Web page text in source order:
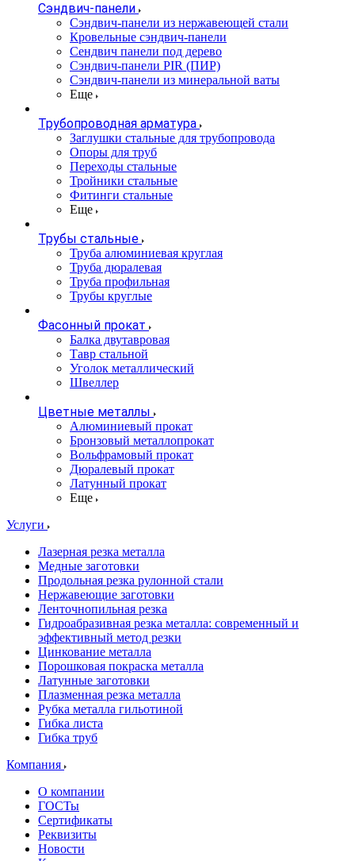
Сэндвич-панели
Cэндвич-панели из нержавеющей стали
Кровельные сэндвич-панели
Сендвич панели под дерево
Сэндвич-панели PIR (ПИР)
Сэндвич-панели из минеральной ваты
Еще
Трубопроводная арматура
Заглушки стальные для трубопровода
Опоры для труб
Переходы стальные
Тройники стальные
Фитинги стальные
Еще
Трубы стальные
Труба алюминиевая круглая
Труба дюралевая
Труба профильная
Трубы круглые
Фасонный прокат
Балка двутавровая
Тавр стальной
Уголок металлический
Швеллер
Цветные металлы
Алюминиевый прокат
Бронзовый металлопрокат
Вольфрамовый прокат
Дюралевый прокат
Латунный прокат
Еще
Услуги
Лазерная резка металла
Медные заготовки
Продольная резка рулонной стали
Нержавеющие заготовки
Ленточнопильная резка
Гидроабразивная резка металла: современный и
эффективный метод резки
Цинкование металла
Порошковая покраска металла
Латунные заготовки
Плазменная резка металла
Рубка металла гильотиной
Гибка листа
Гибка труб
Компания
О компании
ГОСТы
Сертификаты
Реквизиты
Новости